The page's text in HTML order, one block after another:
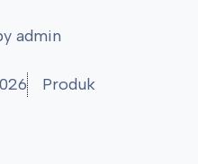
admin
Produk